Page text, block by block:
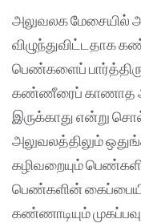
அலுவலக மேசையில்
பெண்களைப்
கண்ணீரைப் காணாத
இருக்காது என்று
அலுவலத்திலும்
கழிவறையும்
பெண்களின்
கண்ணாடியும்